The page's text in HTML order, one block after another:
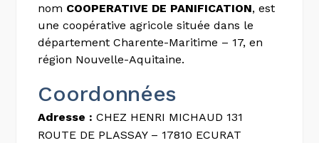
nom COOPERATIVE DE PANIFICATION, est
une coopérative agricole située dans le
département Charente-Maritime – 17, en
région Nouvelle-Aquitaine.
Coordonnées
Adresse : CHEZ HENRI MICHAUD 131
ROUTE DE PLASSAY – 17810 ECURAT